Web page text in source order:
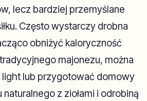
lecz bardziej przemyślane
Często wystarczy drobna
obniżyć kaloryczność
majonezu, można
lub przygotować domowy
z ziołami i odrobiną